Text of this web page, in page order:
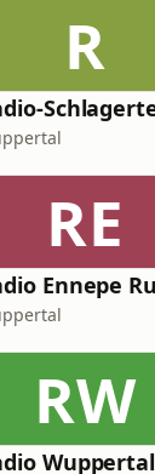
R
RE
RW